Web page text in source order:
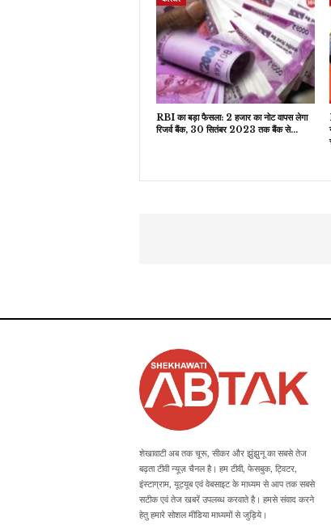
RBI का बड़ा फैसला: 2 हजार का नोट वापस लेगा
रिजर्व बैंक, 30 सितंबर 2023 तक बैंक से…
शेखावाटी अब तक चूरू, सीकर और झुंझुनू का सबसे तेज
बढ़ता टीवी न्यूज़ चैनल है। हम टीवी, फेसबुक, ट्विटर,
इंस्टाग्राम, यूट्यूब एवं वेबसाइट के माध्यम से आप तक सबसे
सटीक एवं तेज खबरें उपलब्ध करवाते है। हमसे संवाद करने
हेतु हमारे सोशल मीडिया माध्यमों से जुड़िये।